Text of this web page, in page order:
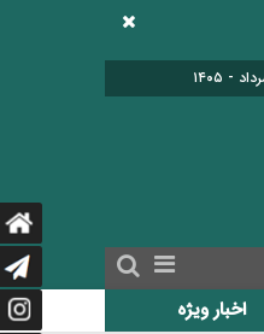
اخبار ویژه